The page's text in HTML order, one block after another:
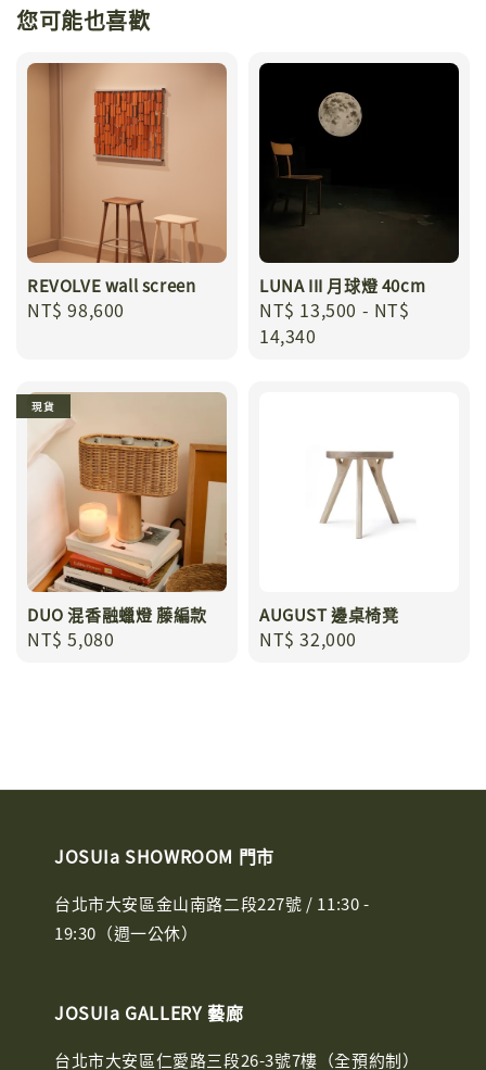
您可能也喜歡
REVOLVE wall screen
Regular
NT$ 98,600
LUNA III 月球燈 40cm
Regular
price
NT$ 13,500 - NT$
14,340
現貨
DUO 混香融蠟燈 藤編款
Regular
NT$ 5,080
AUGUST 邊桌椅凳
Regular
NT$ 32,000
JOSUIa SHOWROOM 門市
台北市大安區金山南路二段227號 / 11:30 -
19:30（週一公休）
JOSUIa GALLERY 藝廊
台北市大安區仁愛路三段26-3號7樓（全預約制）